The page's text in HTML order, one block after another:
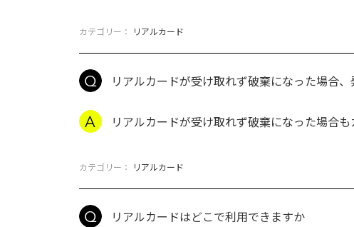
カテゴリー： リアルカード
リアルカードが受け取れず破棄になった場合
リアルカードが受け取れず破棄になった場合
カテゴリー： リアルカード
リアルカードはどこで利用できますか